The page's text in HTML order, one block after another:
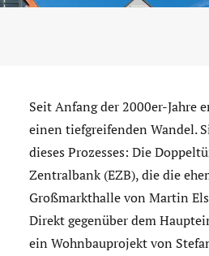
Seit Anfang der 2000er-Jahre
einen tiefgreifenden Wandel.
dieses Prozesses: Die
Zentralbank (EZB), die die
Großmarkthalle von Martin
Direkt gegenüber dem
ein Wohnbauprojekt von